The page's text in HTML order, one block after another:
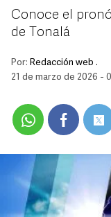
Conoce el
de Tonalá
Por: Redacción web .
21 de marzo de 2026 -